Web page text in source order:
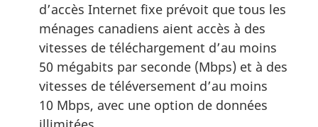
d’accès Internet fixe prévoit que tous les
ménages canadiens aient accès à des
vitesses de téléchargement d’au moins
50 mégabits par seconde (Mbps) et à des
vitesses de téléversement d’au moins
10 Mbps, avec une option de données